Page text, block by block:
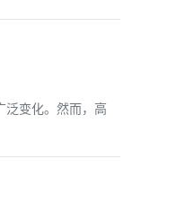
泛变化。然而，高